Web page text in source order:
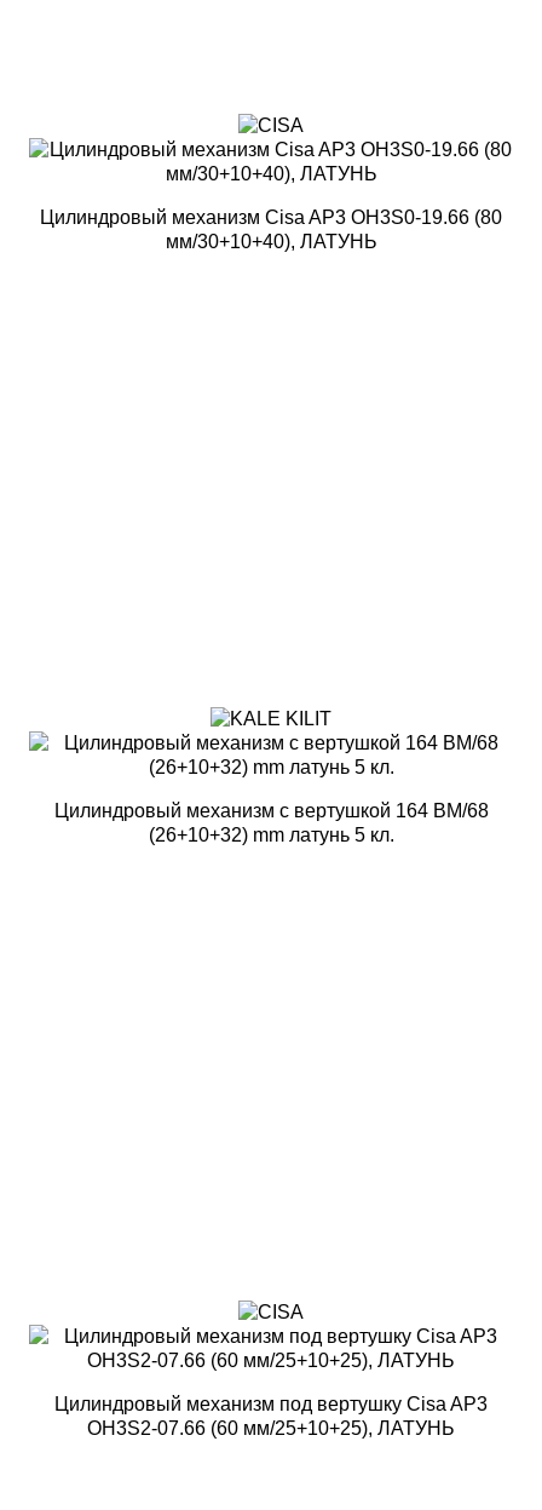
Цилиндровый механизм Cisa AP3 OH3S0-19.66 (80
мм/30+10+40), ЛАТУНЬ
Цилиндровый механизм с вертушкой 164 BM/68
(26+10+32) mm латунь 5 кл.
Цилиндровый механизм под вертушку Cisa AP3
OH3S2-07.66 (60 мм/25+10+25), ЛАТУНЬ